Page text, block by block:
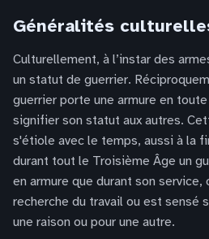
Généralités
Culturellement, à l’instar des
un statut de guerrier.
guerrier porte une armure en
signifier son statut aux autres.
s'étiole avec le temps, aussi à la
durant tout le Troisième Âge un
en armure que durant son
recherche du travail ou est sensé
une raison ou pour une autre.